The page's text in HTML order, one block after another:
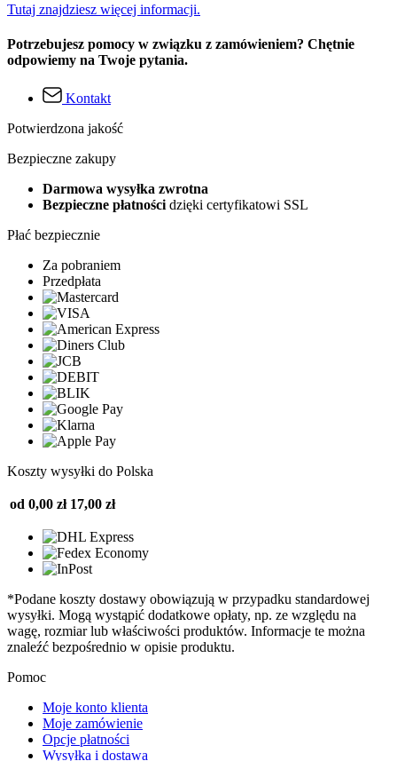
Tutaj znajdziesz więcej informacji.
Potrzebujesz pomocy w związku z zamówieniem? Chętnie
odpowiemy na Twoje pytania.
Kontakt
Potwierdzona jakość
Bezpieczne zakupy
Darmowa wysyłka zwrotna
Bezpieczne płatności dzięki certyfikatowi SSL
Płać bezpiecznie
Za pobraniem
Przedpłata
Koszty wysyłki do Polska
od 0,00 zł 17,00 zł
*Podane koszty dostawy obowiązują w przypadku standardowej
wysyłki. Mogą wystąpić dodatkowe opłaty, np. ze względu na
wagę, rozmiar lub właściwości produktów. Informacje te można
znaleźć bezpośrednio w opisie produktu.
Pomoc
Moje konto klienta
Moje zamówienie
Opcje płatności
Wysyłka i dostawa